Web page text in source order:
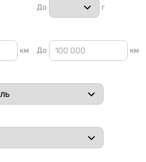
До г
км До км